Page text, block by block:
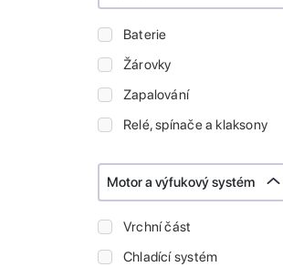
Baterie
Žárovky
Zapalování
Relé, spínače a klaksony
Motor a výfukový systém
Vrchní část
Chladící systém